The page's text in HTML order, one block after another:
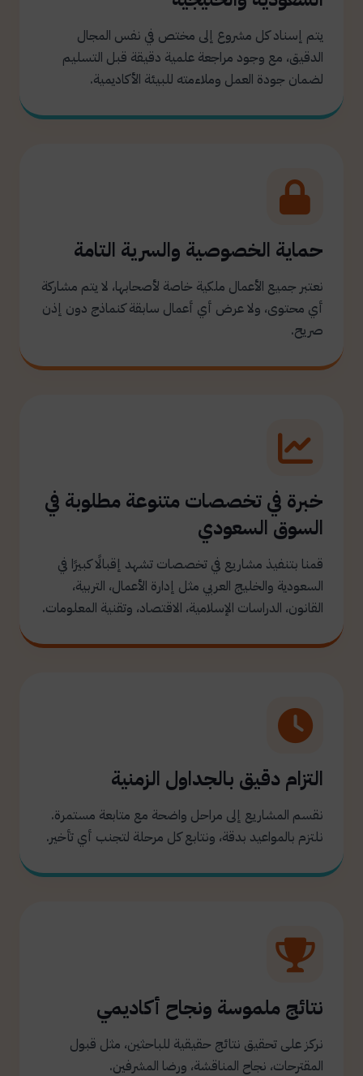
يتم إسناد كل مشروع إلى مختص في نفس المجال
الدقيق، مع وجود مراجعة علمية دقيقة قبل التسليم
لضمان جودة العمل وملاءمته للبيئة الأكاديمية.
حماية الخصوصية والسرية التامة
نعتبر جميع الأعمال ملكية خاصة لأصحابها، لا يتم مشاركة
أي محتوى، ولا عرض أي أعمال سابقة كنماذج دون إذن
صريح.
خبرة في تخصصات متنوعة مطلوبة في
السوق السعودي
قمنا بتنفيذ مشاريع في تخصصات تشهد إقبالًا كبيرًا في
السعودية والخليج العربي مثل إدارة الأعمال، التربية،
القانون، الدراسات الإسلامية، الاقتصاد، وتقنية المعلومات.
التزام دقيق بالجداول الزمنية
نقسم المشاريع إلى مراحل واضحة مع متابعة مستمرة.
نلتزم بالمواعيد بدقة، ونتابع كل مرحلة لتجنب أي تأخير.
نتائج ملموسة ونجاح أكاديمي
نركز على تحقيق نتائج حقيقية للباحثين، مثل قبول
المقترحات، نجاح المناقشة، ورضا المشرفين.